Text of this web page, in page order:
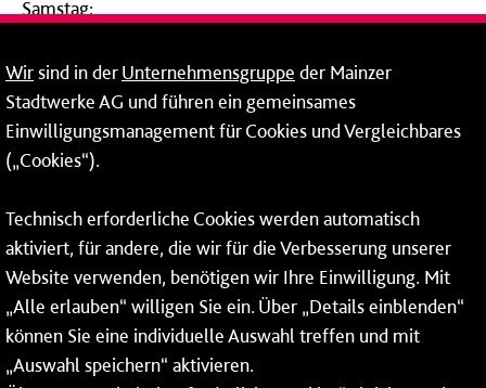
Samstag:
24-Stunden-Telefon*
06131 – 12 77 77
Fax: 06131 – 12 66 66
* Montags bis freitags bis 7 und ab 18 Uhr sowie an
Wochenenden und Feiertagen ganztags werden Ihre
Anrufe je nach Themenauswahl an ein Callcenter des
RMV oder von nextbike weitergeleitet. Dort erhalten Sie
ausschließlich Auskünfte zum Fahrplan bzw. zu
Wirsind in derUnternehmensgruppe der Mainzer
Stadtwerke AG und führen ein gemeinsames
Einwilligungsmanagement für Cookies und Vergleichbares
(„Cookies“).
Technisch erforderliche Cookies werden automatisch
aktiviert, für andere, die wir für die Verbesserung unserer
Website verwenden, benötigen wir Ihre Einwilligung. Mit
„Alle erlauben“ willigen Sie ein. Über „Details einblenden“
können Sie eine individuelle Auswahl treffen und mit
„Auswahl speichern“ aktivieren.